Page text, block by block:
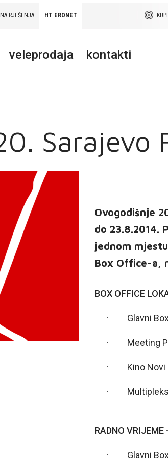
RJEŠENJA HT ERONET
veleprodaja kontakti
Sarajevo
Ovogodišnje
do 23.8.2014.
jednom
Box Office-a,
BOX OFFICE
· Glavni Box
· Meeting
· Kino Novi
· Multipleks
RADNO VRIJEME
· Glavni Box